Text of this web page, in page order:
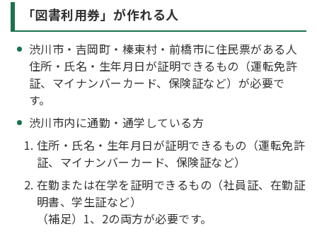
「図書利用券」が作れる人
渋川市・吉岡町・榛東村・前橋市に住民票がある人
住所・氏名・生年月日が証明できるもの（運転免許
証、マイナンバーカード、保険証など）が必要で
す。
渋川市内に通勤・通学している方
住所・氏名・生年月日が証明できるもの（運転免許
証、マイナンバーカード、保険証など）
在勤または在学を証明できるもの（社員証、在勤証
明書、学生証など）
（補足）1、2の両方が必要です。